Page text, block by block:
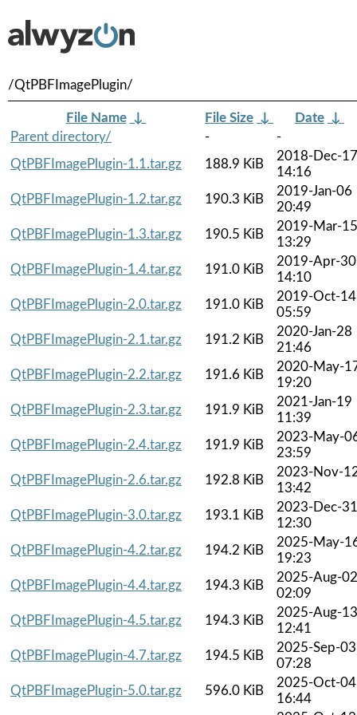
/QtPBFImagePlugin/
File Name ↓ File Size ↓ Date ↓
Parent directory/
-
-
QtPBFImagePlugin-1.1.tar.gz
188.9 KiB
2018-Dec-17
14:16
QtPBFImagePlugin-1.2.tar.gz
190.3 KiB
2019-Jan-06
20:49
QtPBFImagePlugin-1.3.tar.gz
190.5 KiB
2019-Mar-15
13:29
QtPBFImagePlugin-1.4.tar.gz
191.0 KiB
2019-Apr-30
14:10
QtPBFImagePlugin-2.0.tar.gz
191.0 KiB
2019-Oct-14
05:59
QtPBFImagePlugin-2.1.tar.gz
191.2 KiB
2020-Jan-28
21:46
QtPBFImagePlugin-2.2.tar.gz
191.6 KiB
2020-May-
19:20
QtPBFImagePlugin-2.3.tar.gz
191.9 KiB
2021-Jan-19
11:39
QtPBFImagePlugin-2.4.tar.gz
191.9 KiB
2023-May-
23:59
QtPBFImagePlugin-2.6.tar.gz
192.8 KiB
2023-Nov-
13:42
QtPBFImagePlugin-3.0.tar.gz
193.1 KiB
2023-Dec-31
12:30
QtPBFImagePlugin-4.2.tar.gz
194.2 KiB
2025-May-
19:23
QtPBFImagePlugin-4.4.tar.gz
194.3 KiB
2025-Aug-02
02:09
QtPBFImagePlugin-4.5.tar.gz
194.3 KiB
2025-Aug-13
12:41
QtPBFImagePlugin-4.7.tar.gz
194.5 KiB
2025-Sep-03
07:28
QtPBFImagePlugin-5.0.tar.gz
596.0 KiB
2025-Oct-04
16:44